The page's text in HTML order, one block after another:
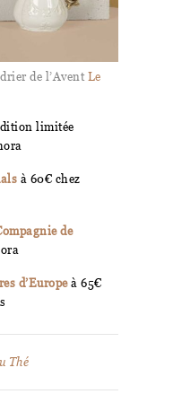
de l’Avent Le
limitée
à 60€ chez
de
d’Europeà 65€
Thé